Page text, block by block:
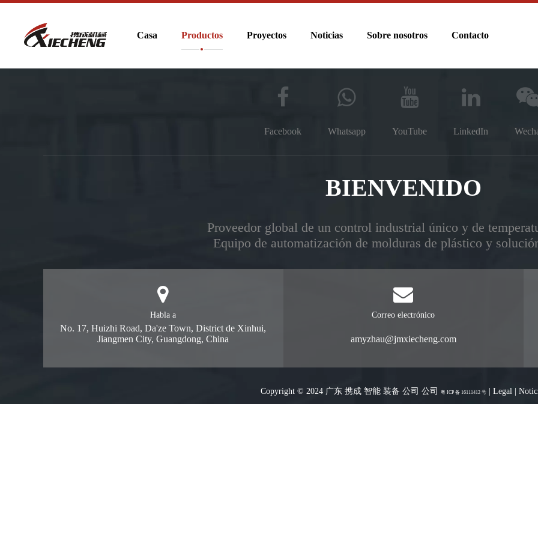
Casa Productos Proyectos Noticias Sobre nosotros Contacto
Facebook Whatsapp YouTube LinkedIn
BIENVENIDO
Proveedor global de un control industrial único y de
Equipo de automatización de molduras de plástico y
Habla a
No. 17, Huizhi Road, Da'ze Town, District de Xinhui,
Jiangmen City, Guangdong, China
Correo electrónico
amyzhau@jmxiecheng.com
Copyright © 2024 广东 携成 智能 装备 公司 公司 粤 ICP 备 16111412 号 Legal